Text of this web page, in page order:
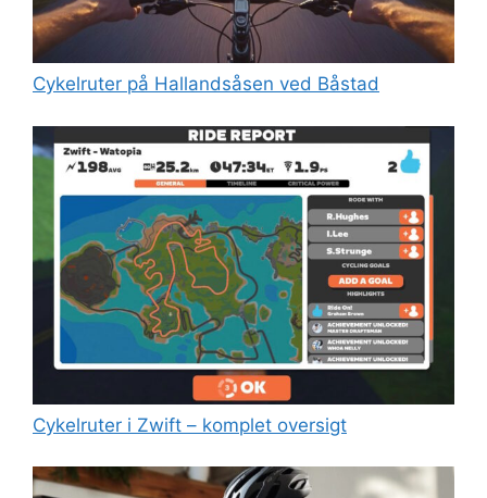
Cykelruter på Hallandsåsen ved Båstad
Cykelruter i Zwift – komplet oversigt